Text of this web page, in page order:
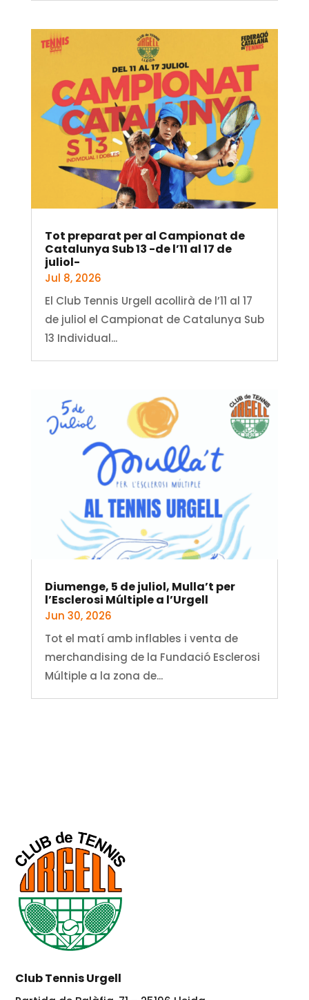
Tot preparat per al Campionat de
Catalunya Sub 13 -de l’11 al 17 de
juliol-
Jul 8, 2026
El Club Tennis Urgell acollirà de l’11 al 17
de juliol el Campionat de Catalunya Sub
13 Individual...
Diumenge, 5 de juliol, Mulla’t per
l’Esclerosi Múltiple a l’Urgell
Jun 30, 2026
Tot el matí amb inflables i venta de
merchandising de la Fundació Esclerosi
Múltiple a la zona de...
Club Tennis Urgell